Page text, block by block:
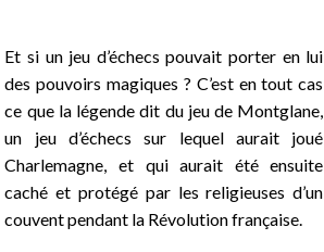
Et si un jeu d’échecs pouvait porter en lui
des pouvoirs magiques ? C’est en tout cas
ce que la légende dit du jeu de Montglane,
un jeu d’échecs sur lequel aurait joué
Charlemagne, et qui aurait été ensuite
caché et protégé par les religieuses d’un
couvent pendant la Révolution française.